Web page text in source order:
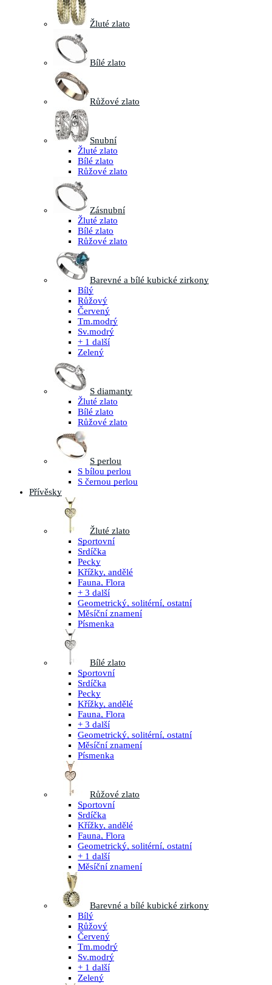
Žluté zlato
Bílé zlato
Růžové zlato
Snubní
Žluté zlato
Bílé zlato
Růžové zlato
Zásnubní
Žluté zlato
Bílé zlato
Růžové zlato
Barevné a bílé kubické zirkony
Bílý
Růžový
Červený
Tm.modrý
Sv.modrý
+ 1 další
Zelený
S diamanty
Žluté zlato
Bílé zlato
Růžové zlato
S perlou
S bílou perlou
S černou perlou
Přívěsky
Žluté zlato
Sportovní
Srdíčka
Pecky
Křížky, andělé
Fauna, Flora
+ 3 další
Geometrický, solitérní, ostatní
Měsíční znamení
Písmenka
Bílé zlato
Sportovní
Srdíčka
Pecky
Křížky, andělé
Fauna, Flora
+ 3 další
Geometrický, solitérní, ostatní
Měsíční znamení
Písmenka
Růžové zlato
Sportovní
Srdíčka
Křížky, andělé
Fauna, Flora
Geometrický, solitérní, ostatní
+ 1 další
Měsíční znamení
Barevné a bílé kubické zirkony
Bílý
Růžový
Červený
Tm.modrý
Sv.modrý
+ 1 další
Zelený